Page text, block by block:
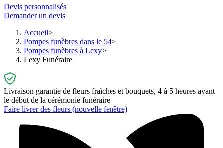
Devis personnalisés
Demander un devis
Accueil
Pompes funèbres dans le 54
Pompes funèbres à Lexy
Lexy Funéraire
Livraison garantie de fleurs fraîches et bouquets, 4 à 5 heures avant
le début de la cérémonie funéraire
Faire livrer des fleurs (nouvelle fenêtre)